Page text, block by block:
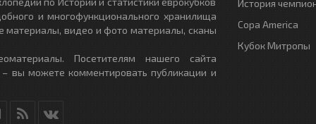
и многофункционального хранилища
материалы, видео и фото материалы, сканы
Посетителям нашего сайта
вы можете комментировать публикации и
История
Copa America
Кубок Митропы